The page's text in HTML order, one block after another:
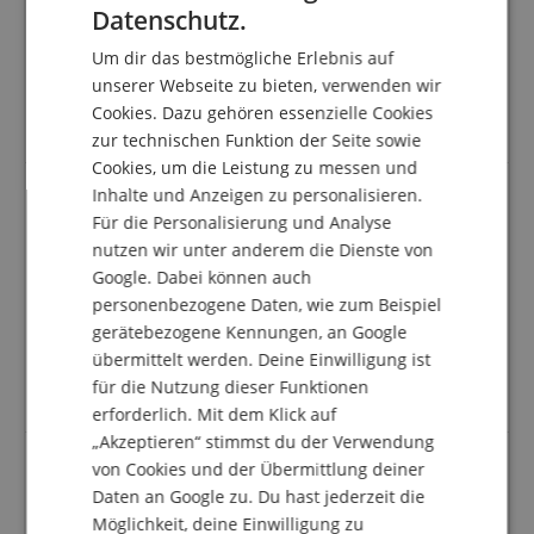
stattgefunden: Nur Kunden, die in unserem
tatsächlich bei uns erworben haben, können im
Kundenkonto eine Bewertung für den Artikel
abgeben.
Erster Eindruck
VarianteOrtega TourPlayer Deluxe Ahorn
verifizierter Kauf
Die Gitarre ist top. Klingt sehr schön, das Griffbrett ist
sehr komfortabel was bei Gitarren dieser Klasse nicht
immer Standard ist. Nur zu empfehlen 😍
Tolle Gitarre - Optisch wie technisch super
FRENCH
SPANISH
Datenschutz.
Um dir das bestmögliche Erlebnis auf
unserer Webseite zu bieten, verwenden wir
Cookies. Dazu gehören essenzielle Cookies
zur technischen Funktion der Seite sowie
Cookies, um die Leistung zu messen und
Inhalte und Anzeigen zu personalisieren.
Für die Personalisierung und Analyse
nutzen wir unter anderem die Dienste von
Google. Dabei können auch
personenbezogene Daten, wie zum Beispiel
gerätebezogene Kennungen, an Google
übermittelt werden. Deine Einwilligung ist
für die Nutzung dieser Funktionen
erforderlich. Mit dem Klick auf
„Akzeptieren“ stimmst du der Verwendung
von Cookies und der Übermittlung deiner
Daten an Google zu. Du hast jederzeit die
Möglichkeit, deine Einwilligung zu